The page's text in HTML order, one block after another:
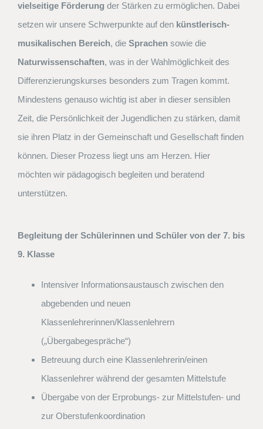
vielseitige Förderung der Stärken zu ermöglichen. Dabei
setzen wir unsere Schwerpunkte auf den künstlerisch-
musikalischen Bereich, die Sprachensowie die
Naturwissenschaften, was in der Wahlmöglichkeit des
Differenzierungskurses besonders zum Tragen kommt.
Mindestens genauso wichtig ist aber in dieser sensiblen
Zeit, die Persönlichkeit der Jugendlichen zu stärken, damit
sie ihren Platz in der Gemeinschaft und Gesellschaft finden
können. Dieser Prozess liegt uns am Herzen. Hier
möchten wir pädagogisch begleiten und beratend
unterstützen.
Begleitung der Schülerinnen und Schüler von der 7. bis
9. Klasse
Intensiver Informationsaustausch zwischen den
abgebenden und neuen
Klassenlehrerinnen/Klassenlehrern
(„Übergabegespräche“)
Betreuung durch eine Klassenlehrerin/einen
Klassenlehrer während der gesamten Mittelstufe
Übergabe von der Erprobungs- zur Mittelstufen- und
zur Oberstufenkoordination